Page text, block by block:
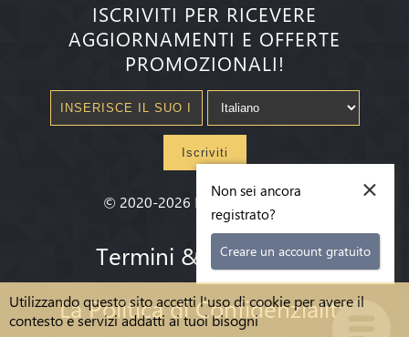
Utilizzando questo sito accetti l'uso di cookie per avere il
contesto e servizi addatti ai tuoi bisogni
ISCRIVITI PER RICEVERE
AGGIORNAMENTI E OFFERTE
PROMOZIONALI!
Iscriviti
© 2020-2026 Millenium State®
Termini & condizioni
La Politica di Confidenzialità
×
Non sei ancora
registrato?
Creare un account gratuito